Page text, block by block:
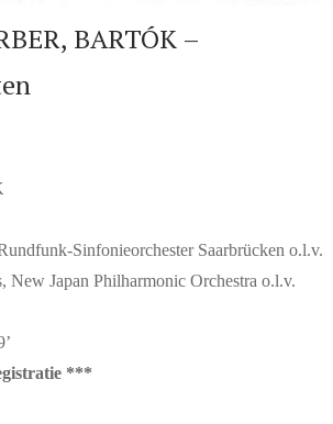
BARTÓK –
Sinfonieorchester Saarbrücken o.l.v.
New Japan Philharmonic Orchestra o.l.v.
***